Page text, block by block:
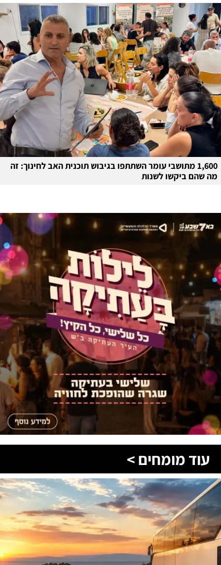
1,600 מתושבי עומר השתתפו בגיבוש תוכנית האב לחינוך: זה
מה שהם ביקשו לשנות
עוד מומחים >